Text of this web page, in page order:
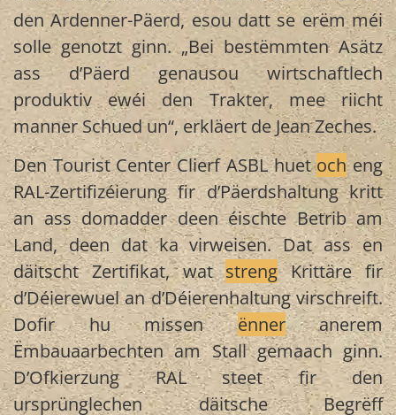
den Ardenner-Päerd, esou datt se erëm méi
solle genotzt ginn. „Bei bestëmmten Asätz
ass d’Päerd genausou wirtschaftlech
produktiv ewéi den Trakter, mee riicht
manner Schued un“, erkläert de Jean Zeches.
Den Tourist Center Clierf ASBL huetocheng
RAL-Zertifizéierung fir d’Päerdshaltung kritt
an ass domadder deen éischte Betrib am
Land, deen dat ka virweisen. Dat ass en
däitscht Zertifikat, watstrengKrittäre fir
d’Déierewuel an d’Déierenhaltung virschreift.
Dofir hu missenënneranerem
Ëmbauaarbechten am Stall gemaach ginn.
D’Ofkierzung RAL steet fir den
ursprünglechen däitsche Begrëff